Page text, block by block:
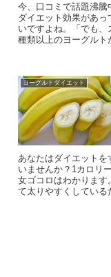
今、口コミで話題沸騰
ダイエット効果があ
いですよね。「でも、
種類以上のヨーグルト
ヨーグルトダイエット
あなたはダイエット
いませんか？1カロリ
女ゴコロはわかります
て太りやすくしている